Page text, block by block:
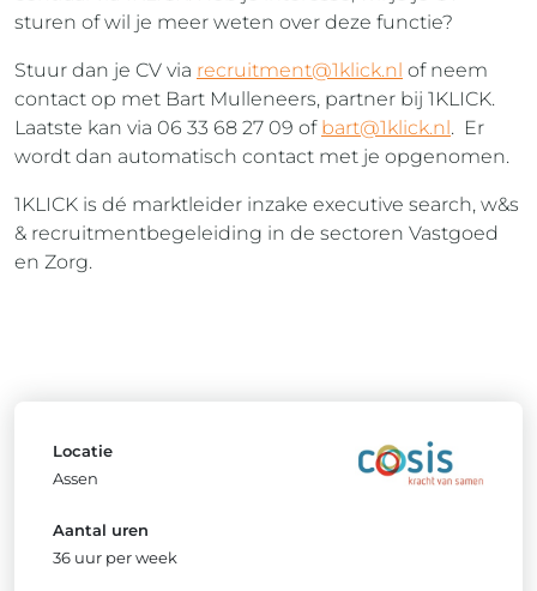
sturen of wil je meer weten over deze functie?
Stuur dan je CV via recruitment@1klick.nl of neem
contact op met Bart Mulleneers, partner bij 1KLICK.
Laatste kan via 06 33 68 27 09 of bart@1klick.nl. Er
wordt dan automatisch contact met je opgenomen.
1KLICK is dé marktleider inzake executive search, w&s
& recruitmentbegeleiding in de sectoren Vastgoed
en Zorg.
Locatie
Assen
Aantal uren
36 uur per week